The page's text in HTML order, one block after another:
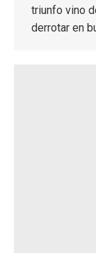
triunfo vino
derrotar en